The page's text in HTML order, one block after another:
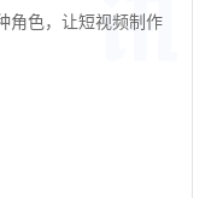
角色，让短视频制作